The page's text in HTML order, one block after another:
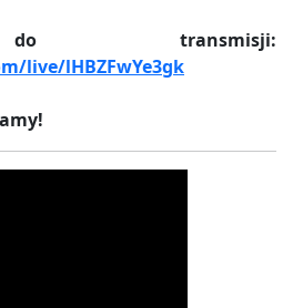
transmisji:
live/lHBZFwYe3gk